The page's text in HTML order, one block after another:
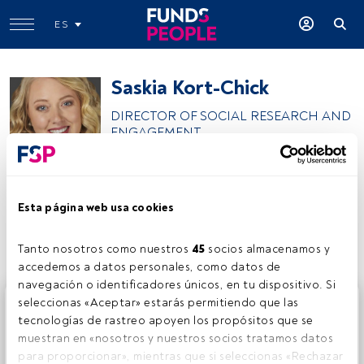
Esta página web usa cookies
Tanto nosotros como nuestros 45 socios almacenamos y
accedemos a datos personales, como datos de
navegación o identificadores únicos, en tu dispositivo. Si
seleccionas «Aceptar» estarás permitiendo que las
tecnologías de rastreo apoyen los propósitos que se
muestran en «nosotros y nuestros socios tratamos datos
para proporcionar», mientras que si seleccionas «Rechazar
ES
Saskia Kort-Chick
DIRECTOR OF SOCIAL RESEARCH AND
ENGAGEMENT
Compartir:
Este es un artículo exclusivo para los usuarios registrados
de FundsPeople. Si ya estás registrado, accede desde el
botón Login. Si aún no tienes cuenta, te invitamos a
registrarte y disfrutar de todo el universo que ofrece